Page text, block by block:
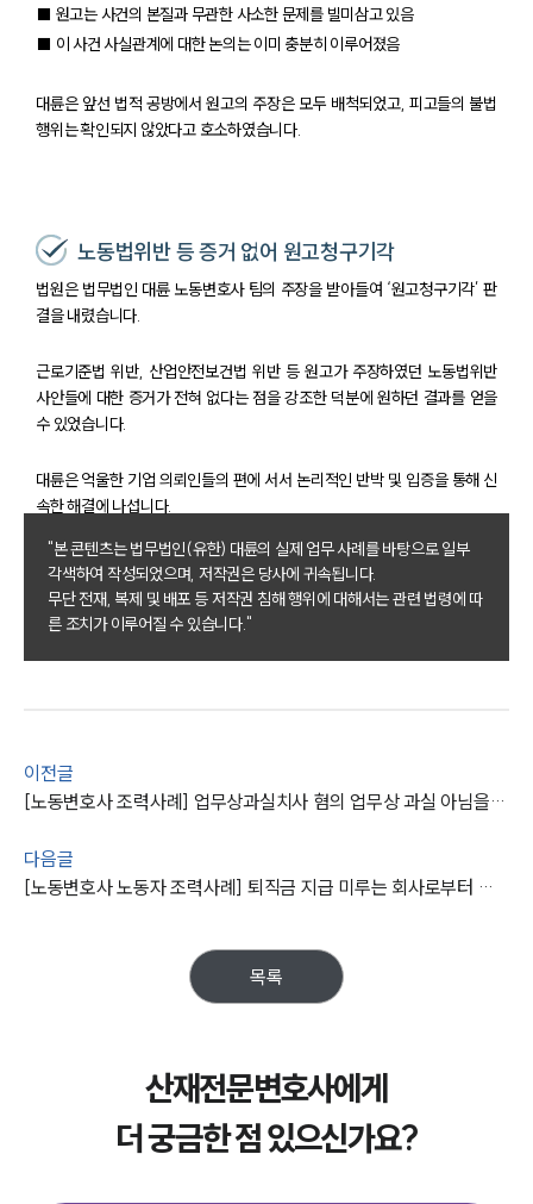
그룹소개
글로벌 파트너 로펌
고객의 소리
주요 업무사례
사례분석/최신동향
고객후기
업무분야
■ 원고는 사건의 본질과 무관한 사소한 문제를 빌미삼고 있음
■ 이 사건 사실관계에 대한 논의는 이미 충분히 이루어졌음
대륜은 앞선 법적 공방에서 원고의 주장은 모두 배척되었고, 피고들의 불법
행위는 확인되지 않았다고 호소하였습니다.
노동법위반 등 증거 없어 원고청구기각
법원은 법무법인 대륜 노동변호사 팀의 주장을 받아들여 ‘원고청구기각’ 판
결을 내렸습니다.
근로기준법 위반, 산업안전보건법 위반 등 원고가 주장하였던 노동법위반
사안들에 대한 증거가 전혀 없다는 점을 강조한 덕분에 원하던 결과를 얻을
수 있었습니다.
대륜은 억울한 기업 의뢰인들의 편에 서서 논리적인 반박 및 입증을 통해 신
속한 해결에 나섭니다.
"본 콘텐츠는 법무법인(유한) 대륜의 실제 업무 사례를 바탕으로 일부
각색하여 작성되었으며, 저작권은 당사에 귀속됩니다.
무단 전재, 복제 및 배포 등 저작권 침해 행위에 대해서는 관련 법령에 따
른 조치가 이루어질 수 있습니다."
이전글
[노동변호사 조력사례] 업무상과실치사 혐의 업무상 과실 아님을 밝혀 불기소 종결
다음글
[노동변호사 노동자 조력사례] 퇴직금 지급 미루는 회사로부터 퇴직금소송 진행해 전액 승소
목록
산재전문변호사에게
더 궁금한 점 있으신가요?